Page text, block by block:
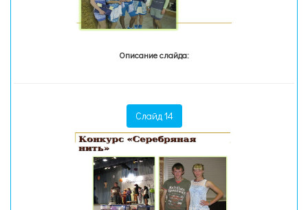
Описание слайда:
Слайд 14